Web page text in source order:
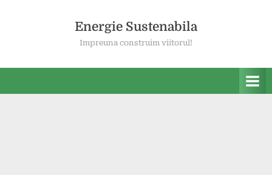
Energie Sustenabila
Impreuna construim viitorul!